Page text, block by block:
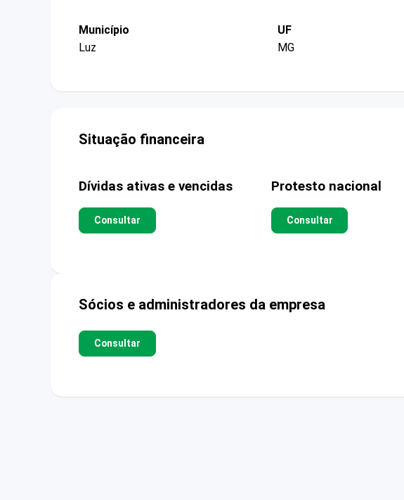
Município
Luz
UF
MG
Situação financeira
Dívidas ativas e vencidas
Consultar
Protesto nacional
Consultar
Sócios e administradores da empresa
Consultar